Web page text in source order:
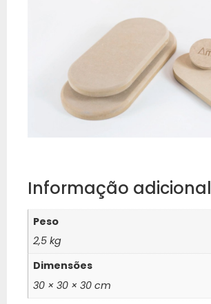
Informação adicional
Peso
2,5 kg
Dimensões
30 × 30 × 30 cm